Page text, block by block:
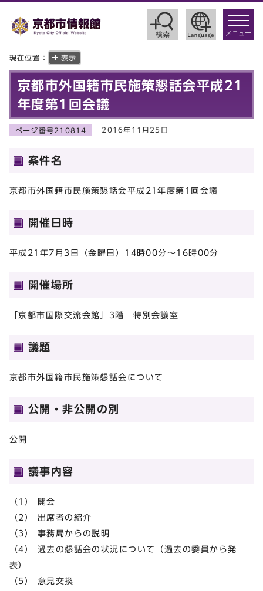
toggle
メニュー
現在位置： 表示
京都市外国籍市民施策懇話会平成21
年度第1回会議
ページ番号210814 2016年11月25日
案件名
京都市外国籍市民施策懇話会平成21年度第1回会議
開催日時
平成21年7月3日（金曜日）14時00分～16時00分
開催場所
「京都市国際交流会館」3階 特別会議室
議題
京都市外国籍市民施策懇話会について
公開・非公開の別
公開
議事内容
（1） 開会
（2） 出席者の紹介
（3） 事務局からの説明
（4） 過去の懇話会の状況について（過去の委員から発
表）
（5） 意見交換